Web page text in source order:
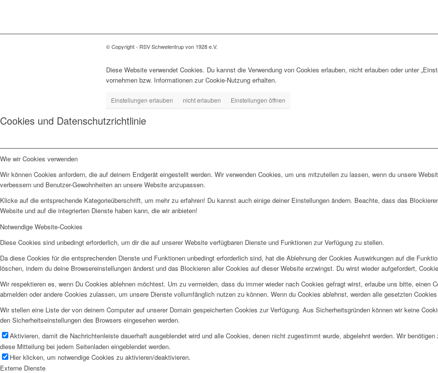
© Copyright - RSV Schwelentrup von 1928 e.V.
Diese Website verwendet Cookies. Du kannst die Verwendung von Cookies erlauben, nicht erlauben oder unter
vornehmen bzw. Informationen zur Cookie-Nutzung erhalten.
Einstellungen erlauben nicht erlauben Einstellungen öffnen
Cookies und Datenschutzrichtlinie
Wie wir Cookies verwenden
Wir können Cookies anfordern, die auf deinem Endgerät eingestellt werden. Wir verwenden Cookies, um uns mitzuteilen zu lassen, wenn du unsere
verbessern und Benutzer-Gewohnheiten an unsere Website anzupassen.
Klicke auf die entsprechende Kategorieüberschrift, um mehr zu erfahren! Du kannst auch einige deiner Einstellungen ändern. Beachte, dass das
Website und auf die integrierten Dienste haben kann, die wir anbieten!
Notwendige Website-Cookies
Diese Cookies sind unbedingt erforderlich, um dir die auf unserer Website verfügbaren Dienste und Funktionen zur Verfügung zu stellen.
Da diese Cookies für die entsprechenden Dienste und Funktionen unbedingt erforderlich sind, hat die Ablehnung der Cookies Auswirkungen auf die
löschen, indem du deine Browsereinstellungen änderst und das Blockieren aller Cookies auf dieser Website erzwingst. Du wirst wieder aufgefordert,
Wir respektieren es, wenn Du Cookies ablehnen möchtest. Um zu vermeiden, dass du immer wieder nach Cookies gefragt wirst, erlaube uns bitte, einen
abmelden oder andere Cookies zulassen, um unsere Dienste vollumfänglich nutzen zu können. Wenn du Cookies ablehnst, werden alle gesetzten
Wir stellen eine Liste der von deinem Computer auf unserer Domain gespeicherten Cookies zur Verfügung. Aus Sicherheitsgründen können wir keine
den Sicherheitseinstellungen des Browsers eingesehen werden.
Aktivieren, damit die Nachrichtenleiste dauerhaft ausgeblendet wird und alle Cookies, denen nicht zugestimmt wurde, abgelehnt werden. Wir
diese Mitteilung bei jedem Seitenladen eingeblendet werden.
Hier klicken, um notwendige Cookies zu aktivieren/deaktivieren.
Externe Dienste